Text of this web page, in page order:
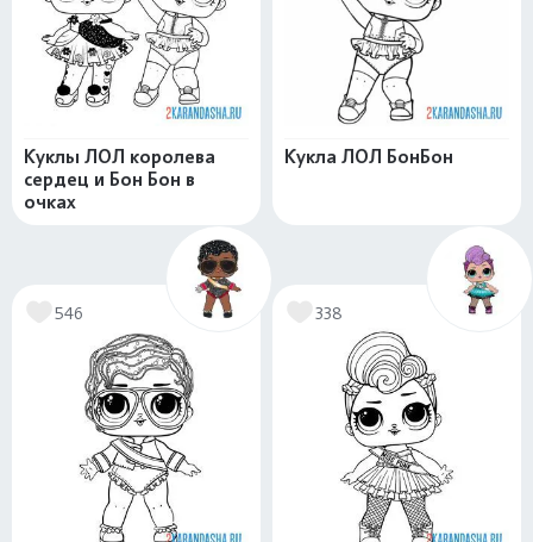
Куклы ЛОЛ королева
сердец и Бон Бон в
очках
Кукла ЛОЛ БонБон
546 338